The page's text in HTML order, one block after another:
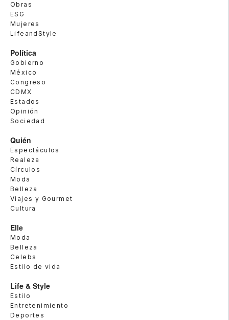
Obras
ESG
Mujeres
LifeandStyle
Política
Gobierno
México
Congreso
CDMX
Estados
Opinión
Sociedad
Quién
Espectáculos
Realeza
Círculos
Moda
Belleza
Viajes y Gourmet
Cultura
Elle
Moda
Belleza
Celebs
Estilo de vida
Life & Style
Estilo
Entretenimiento
Deportes